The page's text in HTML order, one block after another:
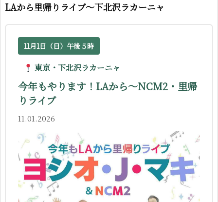
LAから里帰りライブ〜下北沢ラカーニャ
11月1日（日）午後５時
東京・下北沢ラカーニャ
今年もやります！LAから〜NCM2・里帰
りライブ
11.01.2026